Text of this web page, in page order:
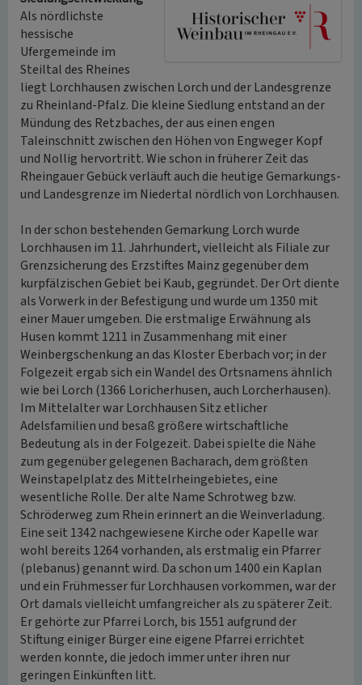
Als nördlichste
hessische
Ufergemeinde im
Steiltal des Rheines
liegt Lorchhausen zwischen Lorch und der Landesgrenze
zu Rheinland-Pfalz. Die kleine Siedlung entstand an der
Mündung des Retzbaches, der aus einen engen
Taleinschnitt zwischen den Höhen von Engweger Kopf
und Nollig hervortritt. Wie schon in früherer Zeit das
Rheingauer Gebück verläuft auch die heutige Gemarkungs-
und Landesgrenze im Niedertal nördlich von Lorchhausen.
In der schon bestehenden Gemarkung Lorch wurde
Lorchhausen im 11. Jahrhundert, vielleicht als Filiale zur
Grenzsicherung des Erzstiftes Mainz gegenüber dem
kurpfälzischen Gebiet bei Kaub, gegründet. Der Ort diente
als Vorwerk in der Befestigung und wurde um 1350 mit
einer Mauer umgeben. Die erstmalige Erwähnung als
Husen kommt 1211 in Zusammenhang mit einer
Weinbergschenkung an das Kloster Eberbach vor; in der
Folgezeit ergab sich ein Wandel des Ortsnamens ähnlich
wie bei Lorch (1366 Loricherhusen, auch Lorcherhausen).
Im Mittelalter war Lorchhausen Sitz etlicher
Adelsfamilien und besaß größere wirtschaftliche
Bedeutung als in der Folgezeit. Dabei spielte die Nähe
zum gegenüber gelegenen Bacharach, dem größten
Weinstapelplatz des Mittelrheingebietes, eine
wesentliche Rolle. Der alte Name Schrotweg bzw.
Schröderweg zum Rhein erinnert an die Weinverladung.
Eine seit 1342 nachgewiesene Kirche oder Kapelle war
wohl bereits 1264 vorhanden, als erstmalig ein Pfarrer
(plebanus) genannt wird. Da schon um 1400 ein Kaplan
und ein Frühmesser für Lorchhausen vorkommen, war der
Ort damals vielleicht umfangreicher als zu späterer Zeit.
Er gehörte zur Pfarrei Lorch, bis 1551 aufgrund der
Stiftung einiger Bürger eine eigene Pfarrei errichtet
werden konnte, die jedoch immer unter ihren nur
geringen Einkünften litt.